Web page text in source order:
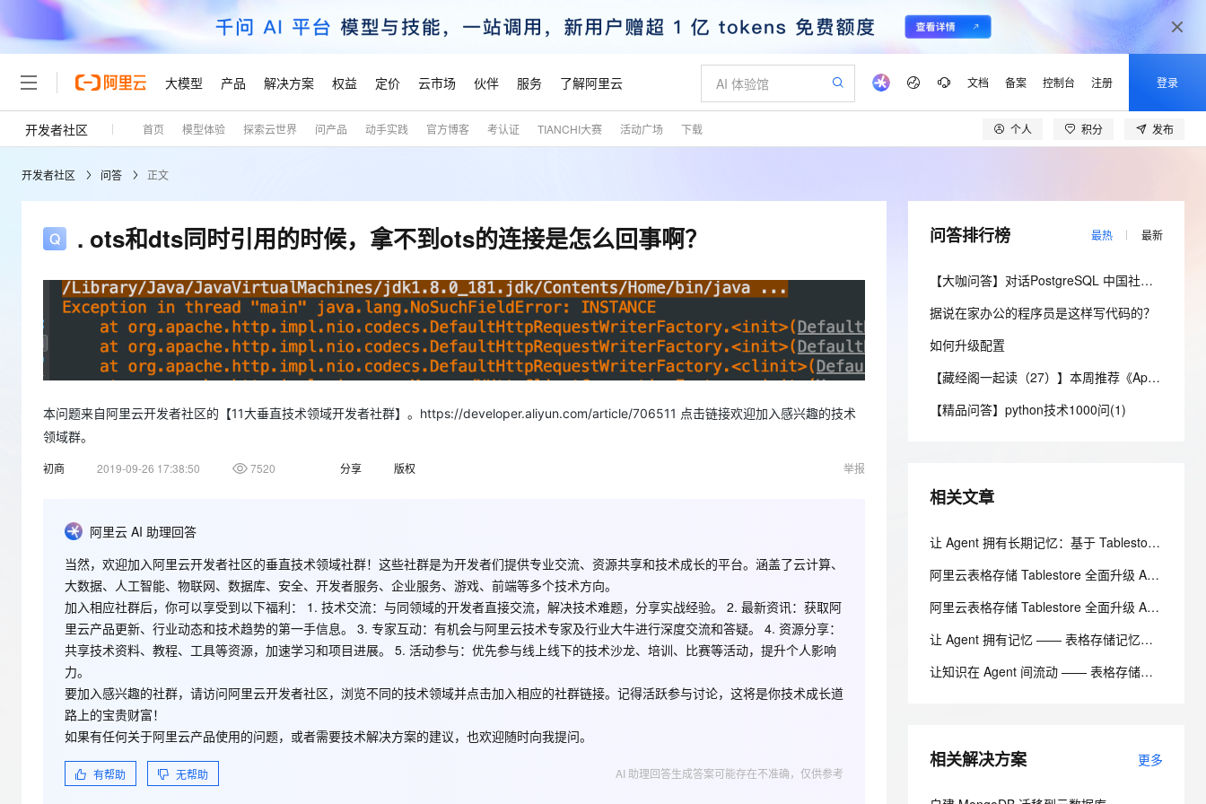
大模型 产品 解决方案 权益 定价 云市场 伙伴 服务 了解阿里云 文档 备案 控制台 注册 登录
开发者社区 首页 模型体验 探索云世界 问产品 动手实践 官方博客 考认证 TIANCHI大赛 活动广场 下载 个人 积分 发布
开发者社区 问答 正文
. ots和dts同时引用的时候，拿不到ots的连接是怎么回事啊？
本问题来自阿里云开发者社区的【11大垂直技术领域开发者社群】。https://developer.aliyun.com/article/706511 点击链接欢迎加入感兴趣的技术
领域群。
初商 2019-09-26 17:38:50 7520 分享 版权 举报
阿里云 AI 助理回答
当然，欢迎加入阿里云开发者社区的垂直技术领域社群！这些社群是为开发者们提供专业交流、资源共享和技术成长的平台。涵盖了云计算、
大数据、人工智能、物联网、数据库、安全、开发者服务、企业服务、游戏、前端等多个技术方向。
加入相应社群后，你可以享受到以下福利： 1. 技术交流：与同领域的开发者直接交流，解决技术难题，分享实战经验。 2. 最新资讯：获取阿
里云产品更新、行业动态和技术趋势的第一手信息。 3. 专家互动：有机会与阿里云技术专家及行业大牛进行深度交流和答疑。 4. 资源分享：
共享技术资料、教程、工具等资源，加速学习和项目进展。 5. 活动参与：优先参与线上线下的技术沙龙、培训、比赛等活动，提升个人影响
力。
要加入感兴趣的社群，请访问阿里云开发者社区，浏览不同的技术领域并点击加入相应的社群链接。记得活跃参与讨论，这将是你技术成长道
路上的宝贵财富！
如果有任何关于阿里云产品使用的问题，或者需要技术解决方案的建议，也欢迎随时向我提问。
有帮助 无帮助 AI 助理回答生成答案可能存在不准确，仅供参考
问答排行榜 最热 最新
【大咖问答】对话PostgreSQL 中国社区发起人之一，阿里云数据库高级专家 德哥
据说在家办公的程序员是这样写代码的？
如何升级配置
【藏经阁一起读（27）】本周推荐《Apache Flink案例集（2022版）》，你有哪些心得？
【精品问答】python技术1000问(1)
相关文章
让 Agent 拥有长期记忆：基于 Tablestore 的轻量级 Memory 框架实践
阿里云表格存储 Tablestore 全面升级 AI 能力，存储成本直降 30%
阿里云表格存储 Tablestore 全面升级 AI 能力，存储成本直降 30%
让 Agent 拥有记忆 —— 表格存储记忆服务邀测指南
让知识在 Agent 间流动 —— 表格存储知识库 Skills 实践指南
相关解决方案 更多
大模型
大模型
文本生成
Qwen3.8-Max HOT
智能体时代全能旗舰模型
Qwen3.7-Plus
Qwen3-VL-Plus
Kimi-K3 NEW
Kimi 最新旗舰模型，长程编程与推理利器
Deepseek-v4-pro
图片和视频生成
HappyHorse-1.1-T2V
让文字生成流畅细腻的高质量视频
HappyHorse-1.1-I2V
语音识别与合成
Qwen3-TTS-Flash
Cosyvoice-V3-Flash
大模型服务
千问AI平台-Token Plan NEW
个人版上线、团队版降价；千问3.8-Max首发发尝鲜
在线体验全尺寸、多种模态的模型效果
新一代 AI 视频生成模型，深度适配广告营销等场景
AI 应用构建
大模型服务平台百炼-应用模版
丰富多元化的应用模版和解决方案
灵活可视化地构建企业级 Agent
大模型原生应用
Qoder HOT
面向真实软件的智能体编程平台
千问办公 NEW
一站式AI生产力平台
伶鹊
产品
精选产品
人工智能与机器学习
计算
容器
网络与CDN
安全
大数据计算
媒体服务
企业服务与云通信
域名与网站
终端用户计算
Serverless
精选产品
轻量应用服务器
云数据库 RDS
全托管，含MySQL、PostgreSQL、SQL Server、MariaDB多引擎
人工智能平台 PAI 大模型
一站式AI开发、训练和推理服务
云解析DNS
大数据开发治理平台 DataWorks
千问大模型 大模型
数字证书管理服务（原SSL证书）
实现全站HTTPS，呈现可信的WEB访问
Qoder
面向真实软件的智能体编程平台
Qoder CN
无影云电脑
随时随地安全接入的云上超级电脑
短信服务
国内短信简单易用，安全可靠，秒级触达，全球覆盖200+国家和地区。
云原生数据库 PolarDB
容器服务 Kubernetes 版 ACK
Qwen3.8-Max 模型上线
应用身份服务 (IDaaS)
OpenClaw 管理能力上线
供自动弹性内存功能
Milvus 弹性伸缩功能新增节
Agentic Database 发布
解决方案
精选解决方案
互联网应用开发
大数据
安全
网络
上云与迁云
企业出海
政企业务
精选解决方案
Agency Agents：拥有专属领域专家
HappyHorse 打造一站式影视创作平台
可视化编排打通从文字构思到成片全链路闭环
快速拥有专属 OpenClaw
让AI从“聊天伙伴”进化为能干活的“数字员工”
GLM-5.2：长任务时代开源旗舰模型
Hermes Agent，打造自进化智能体
自主进化，持久记忆，越用越聪明
Claude Code + GStack 打造工程团队
安装技能 GStack，拥有专属 AI 工程团队
5 分钟轻松部署专属 QwenPaw
低代码高效构建企业门户网站
一键部署幻兽帕鲁游戏服务器
漫剧工坊：一站式动画创作平台
快速生产连贯的高质量长漫剧
高效部署网站，快速应用到小程序
权益 普惠上云
官方推荐返现计划
云工开物
高校专属算力普惠，学生认证享300元代金券
免费试用
解决方案免费试用 新老同享
AI 产品 免费试用
大模型ACA认证体验
助力企业全员 AI 认知与能力提升
AI 特惠
阿里云 OPC 创新助力计划
Token Plan 模型订阅计划 NEW
Qwen3.8-Max 首发尝鲜，限时加量 10 倍，夜间低至2折
千问办公，限时限量积分加倍 NEW
你的AI工作搭子，覆盖日常办公高频场景
万小智 AI 建站低至 15元/月
AI 场景体验
AI 广告创作
图文、视频一站生成，高效打造优质广告素材
AI 建站
0 代码专业建站，无忧落地极速上线
AI 短剧/漫剧
自动承接线索、识别商机，让客服更高效、服务更出色。
AI 活动
飞天发布时刻
AI 实训营
从基础到进阶，Agent 创客手把手教你
创新加速
上云场景组合购
精选AI产品，从模型到应用全链提效
新老同享，达量后返
定价 产品定价
云上成本管理
价格计算器
价格优势
配置报价器
至高可申请百万元
Token 补贴，五大权
益加速 OPC 成功
云市场 精选商城
多端小程序
Salesforce 国际版订阅
友盟天域
观测云
Tuya 物联网平台阿里云版
蓝凌 OA
电子合同
生态解决方案
行业生态解决方案
开发者生态解决方案
数据与 API
手机三要素
短信
OCR 文字识别
发票查验
天气预报查询
快递物流查询
OA 办公系统
财税管理
400电话
基础软件
Docker
JAVA
全能环境
操作系统
WordPress
建站小程序
模板建站
定制建站
定制小程序
建站系统
专业服务
商标
公司注册
上云迁移
代维服务
安全
堡垒机
防火墙
主机安全
数据标注
伙伴 成为销售伙伴
咨询伙伴
无影生态合作计划
Salesforce On Alibaba Cloud
Consulting Partner 合作计划
成为产品伙伴
产品生态伙伴
产品生态伙伴工作台
产品伙伴合作计划
数据库合作计划
云网络合作计划
Salesforce On Alibaba Cloud ISV 合作
计划
成为服务伙伴
服务伙伴合作计划
伙伴信用分合作计划
更多支持
合作伙伴培训与认证
查询合作伙伴
登录合作伙伴管理后台
服务 售前咨询
售后服务
自助服务
在线服务
工单服务
短信专区
企业增值服务
专家技术服务
企业增值服务台
企业成长
服务实践
创新中心
阿里云认证
官网公告
健康状态
开发者社区
问答
镜像站
我要反馈
我要建议
我要投诉
了解阿里云 为什么选择阿里云
技术领先
安全合规
分析师报告
研究报告与白皮书
天池大赛
云开发大赛
最佳实践
云上奥运之旅
云栖战略参考
云上的中国
看见新力量
金融模力时刻
客户案例
市场活动
活动全景
魔搭 ModelScope
魔搭 ModelScope
高校合作
加入我们
社会招聘